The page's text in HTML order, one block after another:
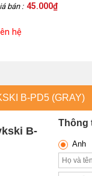
bán : 45.000₫
hệ
B-PD5 (GRAY)
B-
Thông
Anh